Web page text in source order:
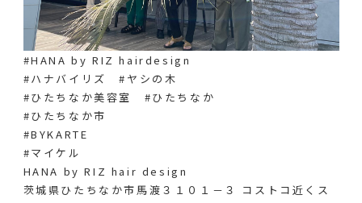
#HANA by RIZ hairdesign
#ハナバイリズ #ヤシの木
#ひたちなか美容室 #ひたちなか
#ひたちなか市
#BYKARTE
#マイケル
HANA by RIZ hair design
茨城県ひたちなか市馬渡３１０１－３ コストコ近くス